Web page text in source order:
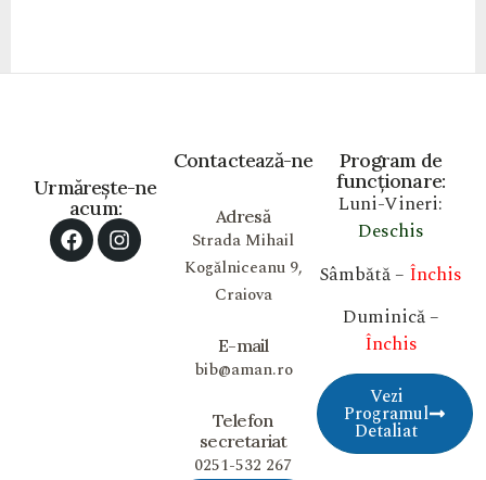
Program de
funcționare:
Luni-Vineri:
Deschis
Sâmbătă – Închis
Duminică –
Închis
Vezi
Programul
Detaliat
Contactează-ne
Adresă
Strada Mihail
Kogălniceanu 9,
Craiova
E-mail
bib@aman.ro
Telefon
secretariat
0251-532 267
Urmărește-ne
acum: